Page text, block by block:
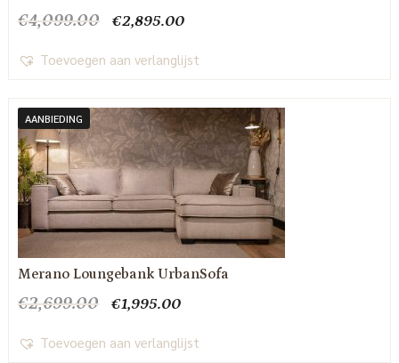
€4,099.00
Oorspronkelijke
was:
€2,895.00Huidige
is:
Toevoegen aan verlanglijst
AANBIEDING
Merano Loungebank UrbanSofa
€2,699.00
Oorspronkelijke
was:
€1,995.00Huidige
is:
Toevoegen aan verlanglijst